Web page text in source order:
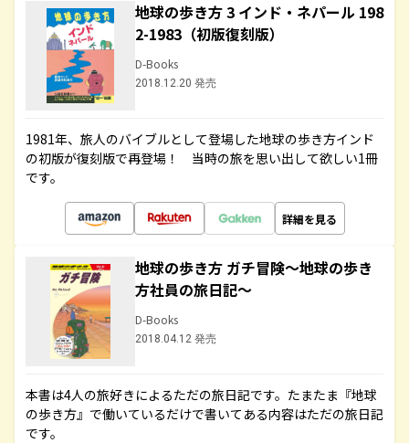
地球の歩き方 3 インド・ネパール 198
2-1983（初版復刻版）
D-Books
2018.12.20 発売
1981年、旅人のバイブルとして登場した地球の歩き方インド
の初版が復刻版で再登場！ 当時の旅を思い出して欲しい1冊
です。
詳細を見る
地球の歩き方 ガチ冒険～地球の歩き
方社員の旅日記～
D-Books
2018.04.12 発売
本書は4人の旅好きによるただの旅日記です。たまたま『地球
の歩き方』で働いているだけで書いてある内容はただの旅日記
です。